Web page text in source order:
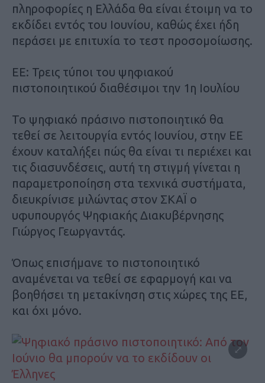
πληροφορίες η Ελλάδα θα είναι έτοιμη να το
εκδίδει εντός του Ιουνίου, καθώς έχει ήδη
περάσει με επιτυχία το τεστ προσομοίωσης.
ΕΕ: Τρεις τύποι του ψηφιακού
πιστοποιητικού διαθέσιμοι την 1η Ιουλίου
Το ψηφιακό πράσινο πιστοποιητικό θα
τεθεί σε λειτουργία εντός Ιουνίου, στην ΕΕ
έχουν καταλήξει πώς θα είναι τι περιέχει και
τις διασυνδέσεις, αυτή τη στιγμή γίνεται η
παραμετροποίηση στα τεχνικά συστήματα,
διευκρίνισε μιλώντας στον ΣΚΑΪ ο
υφυπουργός Ψηφιακής Διακυβέρνησης
Γιώργος Γεωργαντάς.
Όπως επισήμανε το πιστοποιητικό
αναμένεται να τεθεί σε εφαρμογή και να
βοηθήσει τη μετακίνηση στις χώρες της ΕΕ,
και όχι μόνο.